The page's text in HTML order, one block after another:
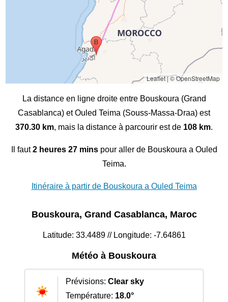
Leaflet|© OpenStreetMap
La distance en ligne droite entre Bouskoura (Grand
Casablanca) et Ouled Teima (Souss-Massa-Draa) est
370.30 km, mais la distance à parcourir est de 108 km.
Il faut2 heures 27 minspour aller de Bouskoura a Ouled
Teima.
Itinéraire à partir de Bouskoura a Ouled Teima
Bouskoura, Grand Casablanca, Maroc
Latitude: 33.4489 // Longitude: -7.64861
Météo à Bouskoura
Prévisions: Clear sky
Température: 18.0°